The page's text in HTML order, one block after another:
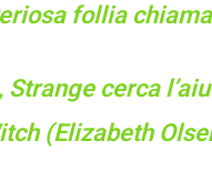
follia
cerca
(Elizabeth